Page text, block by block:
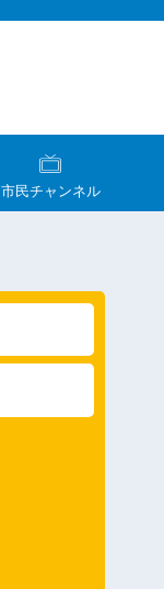
市民チャンネル